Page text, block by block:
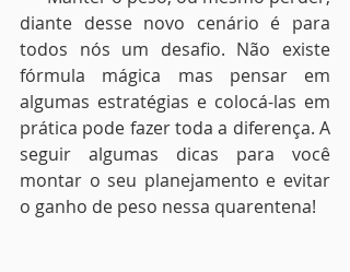
diante desse novo cenário é para
todos nós um desafio. Não existe
fórmula mágica mas pensar em
algumas estratégias e colocá-las em
prática pode fazer toda a diferença. A
seguir algumas dicas para você
montar o seu planejamento e evitar
o ganho de peso nessa quarentena!